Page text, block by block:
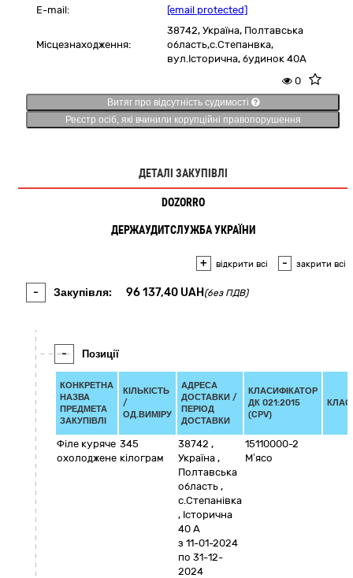
E-mail:
[email protected]
Місцезнаходження:
38742, Україна, Полтавська
область,c.Степанвка,
вул.Історична, будинок 40А
0
Витяг про відсутність судимості
Реєстр осіб, які вчинили корупційні правопорушення
ДЕТАЛІ ЗАКУПІВЛІ
DOZORRO
ДЕРЖАУДИТСЛУЖБА УКРАЇНИ
+ відкрити всі - закрити всі
- Закупівля: 96 137,40 UAH (без ПДВ)
- Позиції
КОНКРЕТНА
НАЗВА
ПРЕДМЕТА
ЗАКУПІВЛІ
КІЛЬКІСТЬ
/
ОД.ВИМІРУ
АДРЕСА
ДОСТАВКИ /
ПЕРІОД
ДОСТАВКИ
КЛАСИФІКАТОР
ДК 021:2015
(CPV)
Філе куряче
охолоджене
345
кілограм
38742 ,
Україна ,
Полтавська
область ,
с.Степанівка
, Історична
40 А
з 11-01-2024
по 31-12-
2024
15110000-2
М’ясо